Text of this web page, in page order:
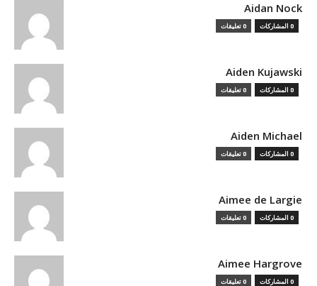
Aidan Nock
0 المشاركات 0 تعليقات
Aiden Kujawski
0 المشاركات 0 تعليقات
Aiden Michael
0 المشاركات 0 تعليقات
Aimee de Largie
0 المشاركات 0 تعليقات
Aimee Hargrove
0 المشاركات 0 تعليقات